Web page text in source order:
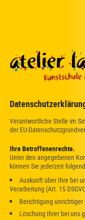
Verantwortliche Stelle im
der EU-
Ihre Betroffenenrechte.
Unter den angegebenen
können Sie jederzeit
Auskunft über Ihre bei
Verarbeitung (Art. 15
Berichtigung unrichtiger
Löschung Ihrer bei uns